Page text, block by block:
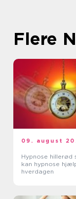
Flere
09. august
Hypnose hillerød sådan
kan hypnose
hverdagen